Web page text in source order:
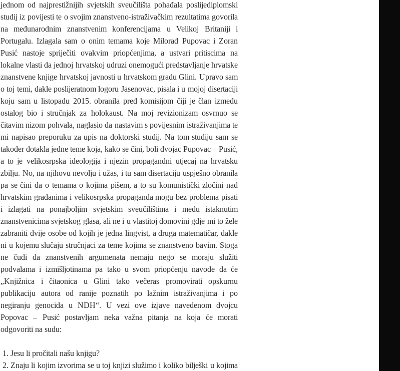
jednom od najprestižnijih svjetskih sveučilišta pohađala poslijediplomski
studij iz povijesti te o svojim znanstveno-istraživačkim rezultatima govorila
na međunarodnim znanstvenim konferencijama u Velikoj Britaniji i
Portugalu. Izlagala sam o onim temama koje Milorad Pupovac i Zoran
Pusić nastoje spriječiti ovakvim priopćenjima, a ustvari pritiscima na
lokalne vlasti da jednoj hrvatskoj udruzi onemogući predstavljanje hrvatske
znanstvene knjige hrvatskoj javnosti u hrvatskom gradu Glini. Upravo sam
o toj temi, dakle poslijeratnom logoru Jasenovac, pisala i u mojoj disertaciji
koju sam u listopadu 2015. obranila pred komisijom čiji je član između
ostalog bio i stručnjak za holokaust. Na moj revizionizam osvrnuo se
čitavim nizom pohvala, naglasio da nastavim s povijesnim istraživanjima te
mi napisao preporuku za upis na doktorski studij. Na tom studiju sam se
također dotakla jedne teme koja, kako se čini, boli dvojac Pupovac – Pusić,
a to je velikosrpska ideologija i njezin propagandni utjecaj na hrvatsku
zbilju. No, na njihovu nevolju i užas, i tu sam disertaciju uspješno obranila
pa se čini da o temama o kojima pišem, a to su komunistički zločini nad
hrvatskim građanima i velikosrpska propaganda mogu bez problema pisati
i izlagati na ponajboljim svjetskim sveučilištima i među istaknutim
znanstvenicima svjetskog glasa, ali ne i u vlastitoj domovini gdje mi to žele
zabraniti dvije osobe od kojih je jedna lingvist, a druga matematičar, dakle
ni u kojemu slučaju stručnjaci za teme kojima se znanstveno bavim. Stoga
ne čudi da znanstvenih argumenata nemaju nego se moraju služiti
podvalama i izmišljotinama pa tako u svom priopćenju navode da će
„Knjižnica i čitaonica u Glini tako večeras promovirati opskurnu
publikaciju autora od ranije poznatih po lažnim istraživanjima i po
negiranju genocida u NDH“. U vezi ove izjave navedenom dvojcu
Popovac – Pusić postavljam neka važna pitanja na koja će morati
odgovoriti na sudu:
Jesu li pročitali našu knjigu?
Znaju li kojim izvorima se u toj knjizi služimo i koliko bilješki u kojima